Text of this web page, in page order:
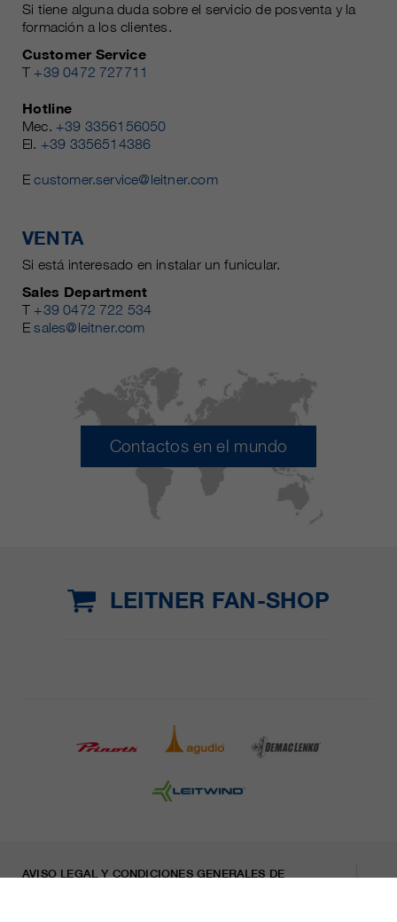
Si tiene alguna duda sobre el servicio de posventa y la
formación a los clientes.
Customer Service
T +39 0472 727711
Hotline
Mec. +39 3356156050
El. +39 3356514386
Ecustomer.service@leitner.com
VENTA
Si está interesado en instalar un funicular.
Sales Department
T +39 0472 722 534
Esales@leitner.com
Contactos en el mundo
LEITNER FAN-SHOP
AVISO LEGAL Y CONDICIONES GENERALES DE